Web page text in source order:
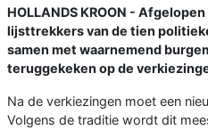
HOLLANDS KROON -
lijsttrekkers van de tien
samen met waarnemend
teruggekeken op de
Na de verkiezingen moet een
Volgens de traditie wordt dit